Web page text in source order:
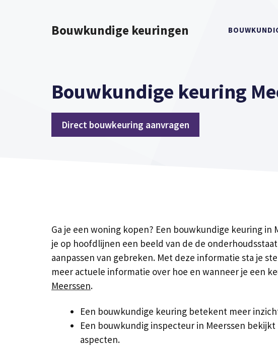
Bouwkundige keuringen
Bouwkundige keuring
Direct bouwkeuring aanvragen
Ga je een woning kopen? Een bouwkundige keuring
je op hoofdlijnen een beeld van de de
aanpassen van gebreken. Met deze informatie sta je
meer actuele informatie over hoe en wanneer je een
Meerssen.
Een bouwkundige keuring betekent meer
Een bouwkundig inspecteur in Meerssen
aspecten.